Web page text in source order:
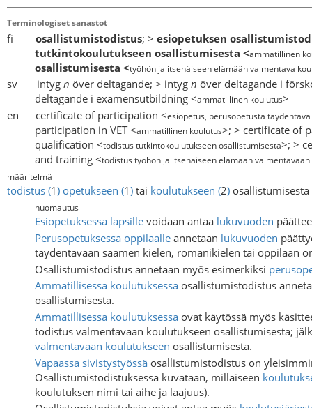
Terminologiset sanastot
fi osallistumistodistus; > esiopetuksen
tutkintokoulutukseen osallistumisesta <ammatillinen
osallistumisesta <työhön ja itsenäiseen elämään valmentava
sv intyg n över deltagande; > intyg n över deltagande i
deltagande i examensutbildning <ammatillinen koulutus>
en certificate of participation <esiopetus, perusopetusta
participation in VET <ammatillinen koulutus>; > certificate of
qualification <todistus tutkintokoulutukseen osallistumisesta>; >
and training <todistus työhön ja itsenäiseen elämään
määritelmä
todistus (1) opetukseen (1) tai koulutukseen (2) osallistumisesta
huomautus
Esiopetuksessa lapsille voidaan antaa lukuvuoden
Perusopetuksessa oppilaalle annetaan lukuvuoden
täydentävään saamen kielen, romanikielen tai oppilaan
Osallistumistodistus annetaan myös esimerkiksi
Ammatillisessa koulutuksessa osallistumistodistus
osallistumisesta.
Ammatillisessa koulutuksessa ovat käytössä myös
todistus valmentavaan koulutukseen osallistumisesta;
valmentavaan koulutukseen osallistumisesta.
Vapaassa sivistystyössä osallistumistodistus on
Osallistumistodistuksessa kuvataan, millaiseen
koulutuksen nimi tai aihe ja laajuus).